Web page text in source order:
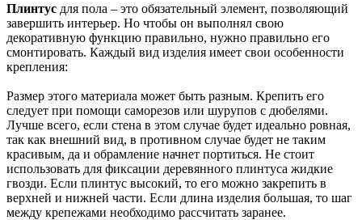
Плинтус для пола – это обязательный элемент, позволяющий
завершить интерьер. Но чтобы он выполнял свою
декоративную функцию правильно, нужно правильно его
смонтировать. Каждый вид изделия имеет свои особенности
крепления:
Размер этого материала может быть разным. Крепить его
следует при помощи саморезов или шурупов с дюбелями.
Лучше всего, если стена в этом случае будет идеально ровная,
так как внешний вид, в противном случае будет не таким
красивым, да и обрамление начнет портиться. Не стоит
использовать для фиксации деревянного плинтуса жидкие
гвозди. Если плинтус высокий, то его можно закрепить в
верхней и нижней части. Если длина изделия большая, то шаг
между крепежами необходимо рассчитать заранее.